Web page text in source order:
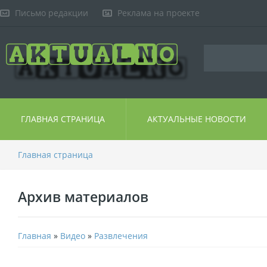
Письмо редакции Реклама на проекте
ГЛАВНАЯ СТРАНИЦА АКТУАЛЬНЫЕ НОВОСТИ
Главная страница
Архив материалов
Главная » Видео » Развлечения